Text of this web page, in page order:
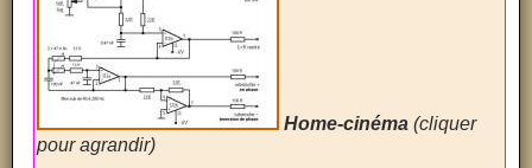
Home-cinéma(cliquer
pour agrandir)